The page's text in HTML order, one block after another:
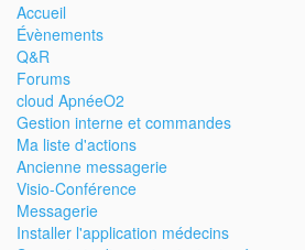
Accueil
Évènements
Q&R
Forums
cloud ApnéeO2
Gestion interne et commandes
Ma liste d'actions
Ancienne messagerie
Visio-Conférence
Messagerie
Installer l'application médecins